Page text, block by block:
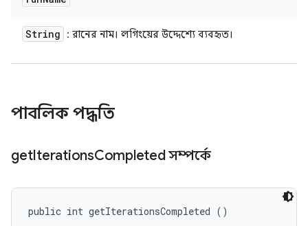
String : রানের নাম। লগিংয়ের উদ্দেশ্যে ব্যবহৃত।
পাবলিক পদ্ধতি
getIterationsCompleted সম্পর্কে
public int getIterationsCompleted ()